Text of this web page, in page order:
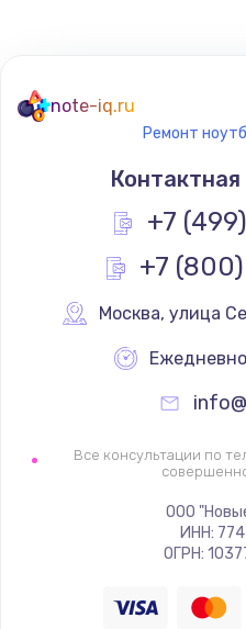
note-iq.ru
Ремонт
+7
+7
Москва, улица
Все консультации по
ООО
ИНН:
ОГРН: